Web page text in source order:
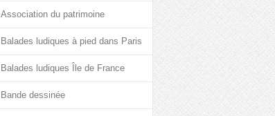
Association du patrimoine
Balades ludiques à pied dans Paris
Balades ludiques Île de France
Bande dessinée